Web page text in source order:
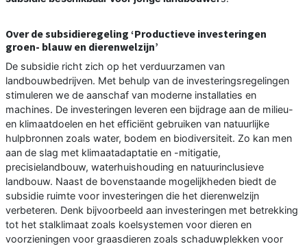
Over de subsidieregeling ‘Productieve investeringen
groen- blauw en dierenwelzijn’
De subsidie richt zich op het verduurzamen van
landbouwbedrijven. Met behulp van de investeringsregelingen
stimuleren we de aanschaf van moderne installaties en
machines. De investeringen leveren een bijdrage aan de milieu-
en klimaatdoelen en het efficiënt gebruiken van natuurlijke
hulpbronnen zoals water, bodem en biodiversiteit. Zo kan men
aan de slag met klimaatadaptatie en -mitigatie,
precisielandbouw, waterhuishouding en natuurinclusieve
landbouw. Naast de bovenstaande mogelijkheden biedt de
subsidie ruimte voor investeringen die het dierenwelzijn
verbeteren. Denk bijvoorbeeld aan investeringen met betrekking
tot het stalklimaat zoals koelsystemen voor dieren en
voorzieningen voor graasdieren zoals schaduwplekken voor